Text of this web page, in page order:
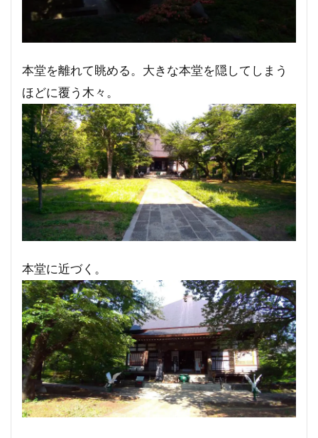
本堂を離れて眺める。大きな本堂を隠してしまう
ほどに覆う木々。
本堂に近づく。